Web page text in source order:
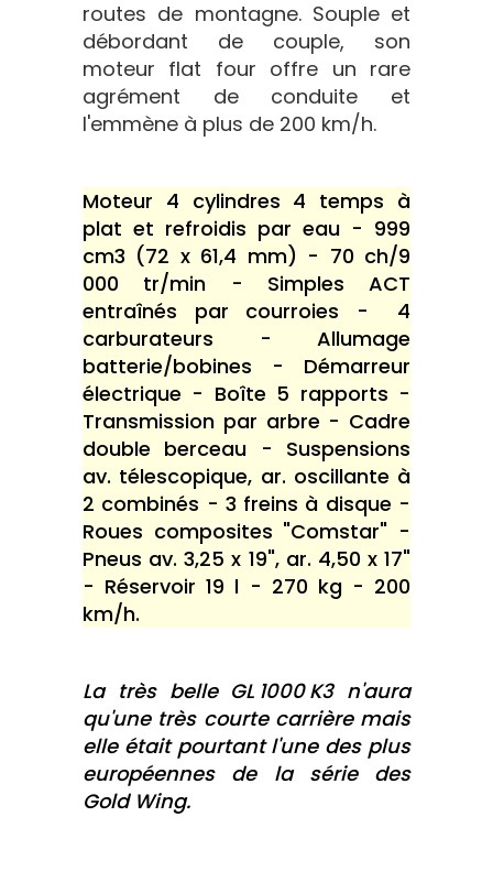
routes de montagne. Souple et
débordant de couple, son
moteur flat four offre un rare
agrément de conduite et
l'emmène à plus de 200 km/h.
Moteur 4 cylindres 4 temps à
plat et refroidis par eau - 999
cm3 (72 x 61,4 mm) - 70 ch/9
000 tr/min - Simples ACT
entraînés par courroies - 4
carburateurs - Allumage
batterie/bobines - Démarreur
électrique - Boîte 5 rapports -
Transmission par arbre - Cadre
double berceau - Suspensions
av. télescopique, ar. oscillante à
2 combinés - 3 freins à disque -
Roues composites "Comstar" -
Pneus av. 3,25 x 19", ar. 4,50 x 17"
- Réservoir 19 l - 270 kg - 200
km/h.
La très belle GL 1000 K3 n'aura
qu'une très courte carrière mais
elle était pourtant l'une des plus
européennes de la série des
Gold Wing.